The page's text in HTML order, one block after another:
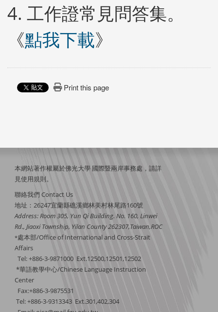
4. 工作證常見問答集。
《點我下載》
Print this page
本網站著作權屬於佛光大學 國際暨兩岸事務處，請詳
見使用規則。
聯絡我們 Contact Us
地址：26247宜蘭縣礁溪鄉林美村林尾路160號
Address: Room 305, Yun Qi Building. No. 160, Linwei
Rd., Jiaoxi Township, Yilan County 262307,Taiwan,ROC
*處本部/Office of International and Cross-Strait
Affairs
Tel: +886-3-9871000 Ext.12500,12501,12502
*華語教學中心/Chinese Language Instruction
Center
Fax:+886-3-9875531
Tel: +886-3-9313343 Ext.301,402,304